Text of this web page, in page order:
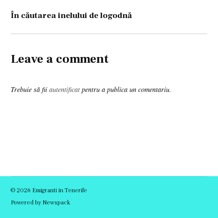
articole
În căutarea inelului de logodnă
Leave a comment
Trebuie să fiiautentificat pentru a publica un comentariu.
© 2026 Emigranti in Tenerife
Powered by Newspack